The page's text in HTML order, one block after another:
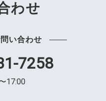
わせ
い合わせ
7258
17:00